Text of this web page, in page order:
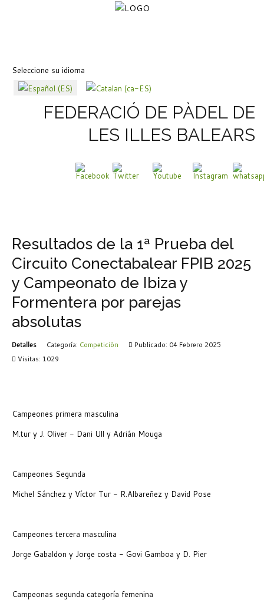
Seleccione su idioma
FEDERACIÓ DE PÀDEL DE
LES ILLES BALEARS
Resultados de la 1ª Prueba del
Circuito Conectabalear FPIB 2025
y Campeonato de Ibiza y
Formentera por parejas
absolutas
Detalles Categoría: Competición
Publicado: 04 Febrero 2025
Visitas: 1029
Campeones primera masculina
M.tur y J. Oliver - Dani Ull y Adrián Mouga
Campeones Segunda
Michel Sánchez y Víctor Tur - R.Albareñez y David Pose
Campeones tercera masculina
Jorge Gabaldon y Jorge costa - Govi Gamboa y D. Pier
Campeonas segunda categoría femenina